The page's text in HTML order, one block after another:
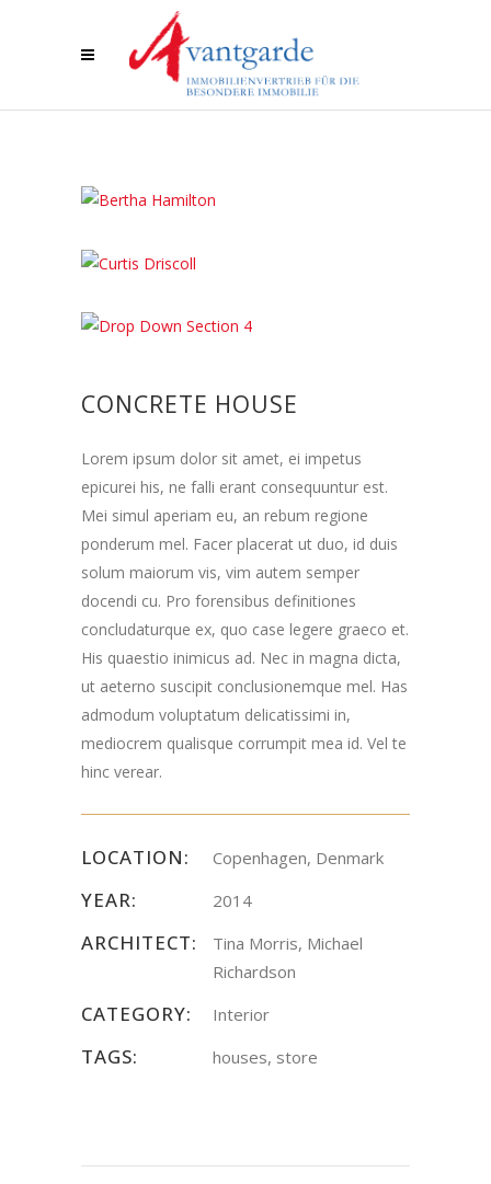
CONCRETE HOUSE
Lorem ipsum dolor sit amet, ei impetus
epicurei his, ne falli erant consequuntur est.
Mei simul aperiam eu, an rebum regione
ponderum mel. Facer placerat ut duo, id duis
solum maiorum vis, vim autem semper
docendi cu. Pro forensibus definitiones
concludaturque ex, quo case legere graeco et.
His quaestio inimicus ad. Nec in magna dicta,
ut aeterno suscipit conclusionemque mel. Has
admodum voluptatum delicatissimi in,
mediocrem qualisque corrumpit mea id. Vel te
hinc verear.
LOCATION: Copenhagen, Denmark
YEAR: 2014
ARCHITECT:
Tina Morris, Michael
Richardson
CATEGORY: Interior
TAGS: houses, store